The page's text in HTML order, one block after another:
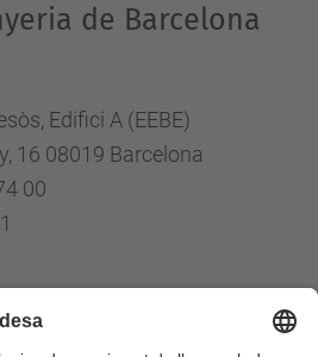
de Barcelona
Edifici A (EEBE)
16 08019 Barcelona
00